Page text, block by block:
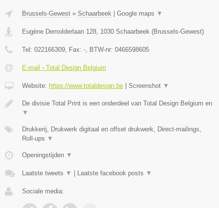
Brussels-Gewest » Schaarbeek | Google maps ▼
Eugène Demolderlaan 128 1030 Schaarbeek (Brussels-Gewest)
Tel: 022166309 , Fax: - , BTW-nr: 0466598605
E-mail › Total Design Belgium
Website: https://www.totaldesign.be | Screenshot ▼
De divisie Total Print is een onderdeel van Total Design Belgium en
▼
Drukkerij, Drukwerk digitaal en offset drukwerk, Direct-mailings,
Roll-ups ▼
Openingstijden ▼
Laatste tweets ▼ | Laatste facebook posts ▼
Sociale media: